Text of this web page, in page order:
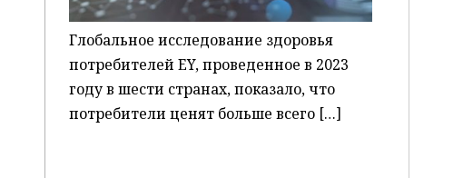
Глобальное исследование здоровья
потребителей EY, проведенное в 2023
году в шести странах, показало, что
потребители ценят больше всего […]